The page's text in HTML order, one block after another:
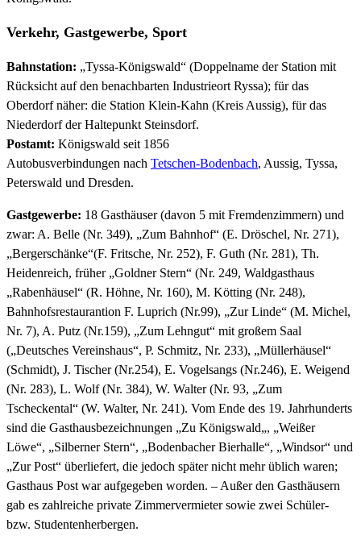
Verkehr, Gastgewerbe, Sport
Bahnstation: „Tyssa-Königswald“ (Doppelname der Station mit
Rücksicht auf den benachbarten Industrieort Ryssa); für das
Oberdorf näher: die Station Klein-Kahn (Kreis Aussig), für das
Niederdorf der Haltepunkt Steinsdorf.
Postamt: Königswald seit 1856
Autobusverbindungen nach Tetschen-Bodenbach, Aussig, Tyssa,
Peterswald und Dresden.
Gastgewerbe: 18 Gasthäuser (davon 5 mit Fremdenzimmern) und
zwar: A. Belle (Nr. 349), „Zum Bahnhof“ (E. Dröschel, Nr. 271),
„Bergerschänke“(F. Fritsche, Nr. 252), F. Guth (Nr. 281), Th.
Heidenreich, früher „Goldner Stern“ (Nr. 249, Waldgasthaus
„Rabenhäusel“ (R. Höhne, Nr. 160), M. Kötting (Nr. 248),
Bahnhofsrestaurantion F. Luprich (Nr.99), „Zur Linde“ (M. Michel,
Nr. 7), A. Putz (Nr.159), „Zum Lehngut“ mit großem Saal
(„Deutsches Vereinshaus“, P. Schmitz, Nr. 233), „Müllerhäusel“
(Schmidt), J. Tischer (Nr.254), E. Vogelsangs (Nr.246), E. Weigend
(Nr. 283), L. Wolf (Nr. 384), W. Walter (Nr. 93, „Zum
Tscheckental“ (W. Walter, Nr. 241). Vom Ende des 19. Jahrhunderts
sind die Gasthausbezeichnungen „Zu Königswald„, „Weißer
Löwe“, „Silberner Stern“, „Bodenbacher Bierhalle“, „Windsor“ und
„Zur Post“ überliefert, die jedoch später nicht mehr üblich waren;
Gasthaus Post war aufgegeben worden. – Außer den Gasthäusern
gab es zahlreiche private Zimmervermieter sowie zwei Schüler-
bzw. Studentenherbergen.